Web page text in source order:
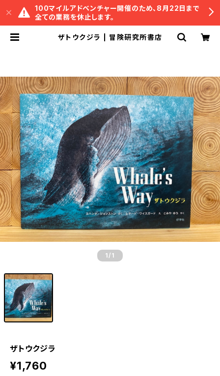
100マイルアドベンチャー開催のため、8月22日まで
全ての業務を休止します。
ザトウクジラ | 冒険研究所書店
1 /1
ザトウクジラ
¥1,760